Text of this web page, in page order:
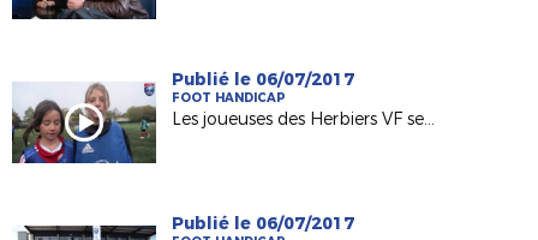
Publié le 06/07/2017
FOOT HANDICAP
Les joueuses des Herbiers VF sensibilisées au football adapté
Publié le 06/07/2017